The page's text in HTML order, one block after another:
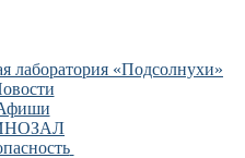
лаборатория «Подсолнухи»